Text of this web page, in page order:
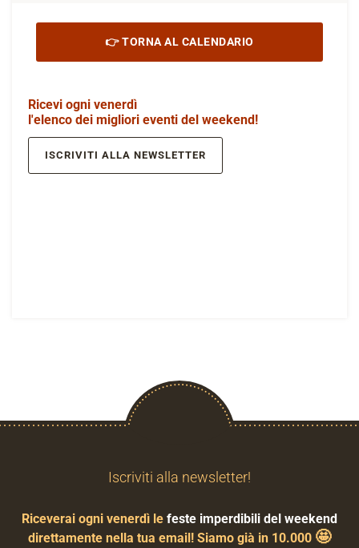
👉 TORNA AL CALENDARIO
Ricevi ogni venerdì
l'elenco dei migliori eventi del weekend!
ISCRIVITI ALLA NEWSLETTER
Iscriviti alla newsletter!
Riceverai ogni venerdì le feste imperdibili del weekend
direttamente nella tua email! Siamo già in 10.000 🤩